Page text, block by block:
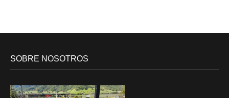
SOBRE NOSOTROS